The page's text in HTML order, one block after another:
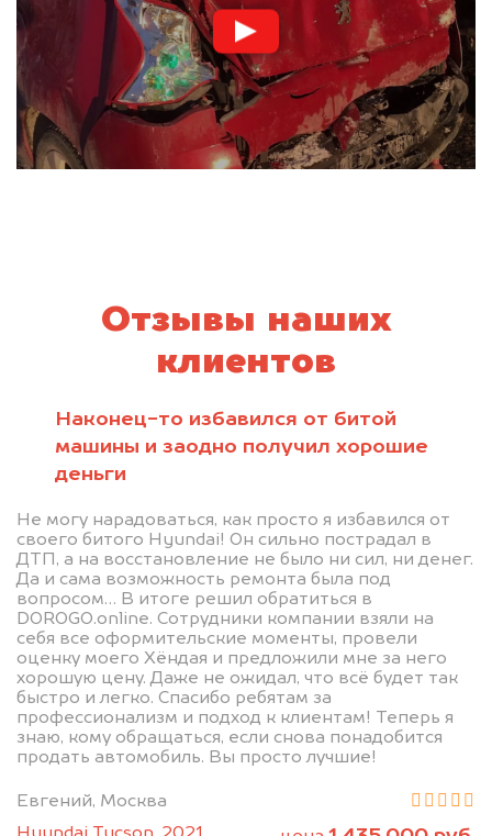
Отзывы наших
клиентов
Наконец-то избавился от битой
машины и заодно получил хорошие
деньги
Не могу нарадоваться, как просто я избавился от
своего битого Hyundai! Он сильно пострадал в
ДТП, а на восстановление не было ни сил, ни денег.
Да и сама возможность ремонта была под
вопросом… В итоге решил обратиться в
DOROGO.online. Сотрудники компании взяли на
себя все оформительские моменты, провели
оценку моего Хёндая и предложили мне за него
хорошую цену. Даже не ожидал, что всё будет так
быстро и легко. Спасибо ребятам за
профессионализм и подход к клиентам! Теперь я
знаю, кому обращаться, если снова понадобится
продать автомобиль. Вы просто лучшие!
Евгений, Москва